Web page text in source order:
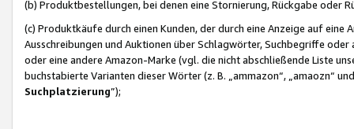
(b) Produktbestellungen, bei denen eine Stornierung, Rückgabe oder
(c) Produktkäufe durch einen Kunden, der durch eine Anzeige auf
Ausschreibungen und Auktionen über Schlagwörter, Suchbegriffe
oder eine andere Amazon-Marke (vgl. die nicht abschließende Liste
buchstabierte Varianten dieser Wörter (z. B. „ammazon“, „amaozn“
Suchplatzierung”);